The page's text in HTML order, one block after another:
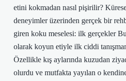
etini kokmadan nasıl pişirilir?
deneyimler üzerinden gerçek bir
giren koku meselesi: ilk gerçekler
olarak koyun etiyle ilk ciddi
Özellikle kış aylarında kuzudan
olurdu ve mutfakta yayılan o